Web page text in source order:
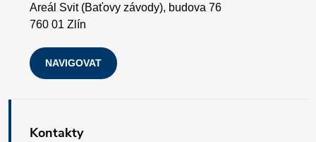
Areál Svit (Baťovy závody), budova 76
760 01 Zlín
NAVIGOVAT
Kontakty